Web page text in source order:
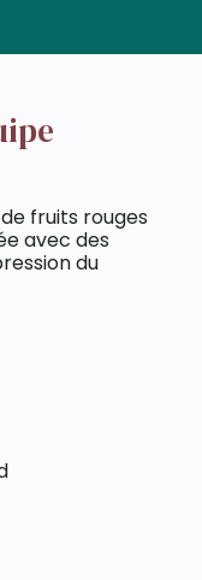
fruits rouges
avec des
du